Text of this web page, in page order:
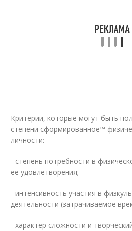
Критерии, которые могут быть
степени сформированное™
личности:
- степень потребности в
ее удовлетворения;
- интенсивность участия в
деятельности (затрачиваемое
- характер сложности и